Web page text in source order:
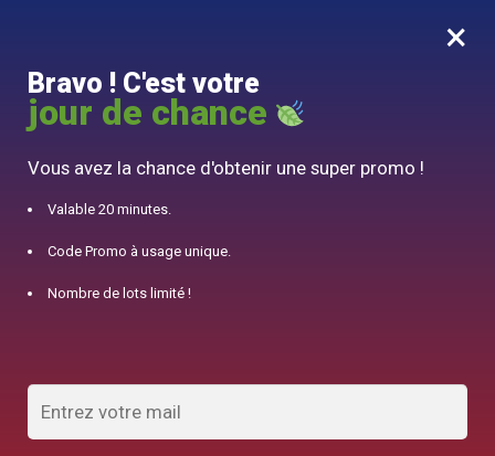
0
10% offert pour 50€ d’achats avec le code DJINN10
×
Bravo ! C'est votre
jour de chance
Vous avez la chance d'obtenir une super promo !
Valable 20 minutes.
Code Promo à usage unique.
Nombre de lots limité !